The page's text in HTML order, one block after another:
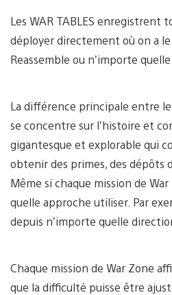
Les WAR TABLES enregistrent
déployer directement où on a
Reassemble ou n’importe
La différence principale entre
se concentre sur l’histoire et
gigantesque et explorable qui
obtenir des primes, des dépôts
Même si chaque mission de
quelle approche utiliser. Par
depuis n’importe quelle
Chaque mission de War Zone
que la difficulté puisse être